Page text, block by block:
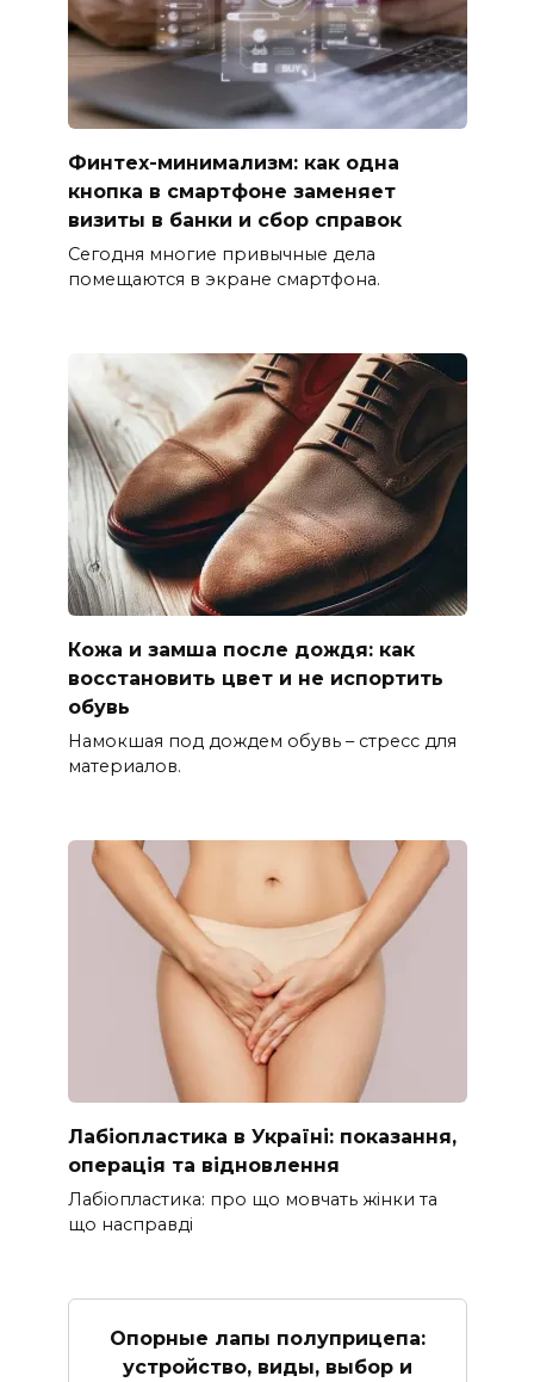
Финтех-минимализм: как одна
кнопка в смартфоне заменяет
визиты в банки и сбор справок
Сегодня многие привычные дела
помещаются в экране смартфона.
Кожа и замша после дождя: как
восстановить цвет и не испортить
обувь
Намокшая под дождем обувь – стресс для
материалов.
Лабіопластика в Україні: показання,
операція та відновлення
Лабіопластика: про що мовчать жінки та
що насправді
Опорные лапы полуприцепа:
устройство, виды, выбор и